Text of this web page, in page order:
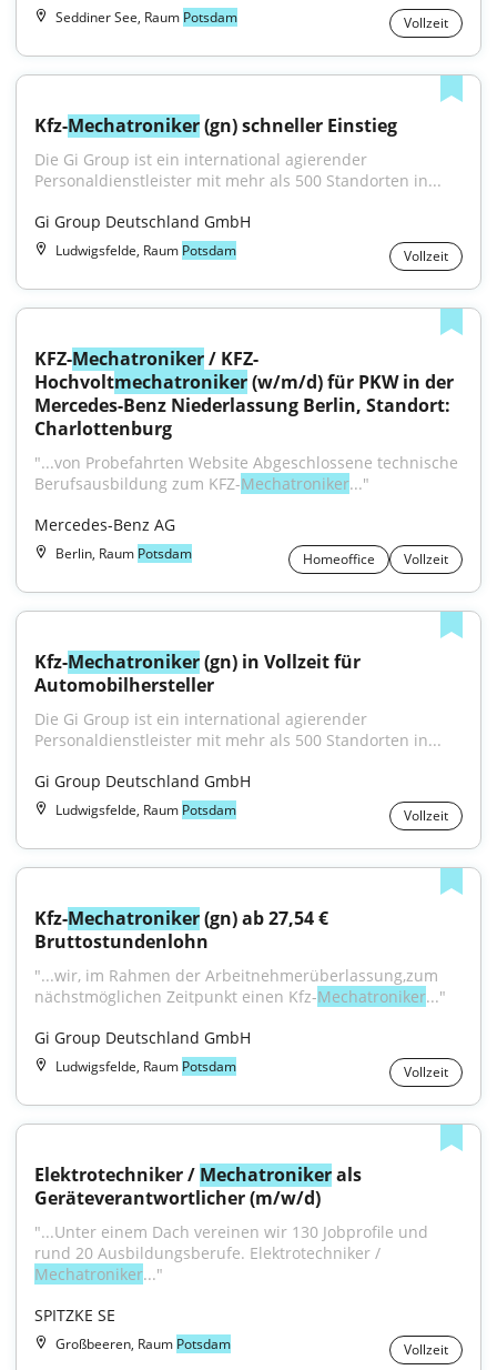
Seddiner See, Raum Potsdam Vollzeit
Kfz-Mechatroniker (gn) schneller Einstieg
Die Gi Group ist ein international agierender
Personaldienstleister mit mehr als 500 Standorten in...
Gi Group Deutschland GmbH
Ludwigsfelde, Raum Potsdam Vollzeit
KFZ-Mechatroniker / KFZ-
Hochvoltmechatroniker (w/m/d) für PKW in der
Mercedes-Benz Niederlassung Berlin, Standort:
Charlottenburg
"...von Probefahrten Website Abgeschlossene technische
Berufsausbildung zum KFZ-Mechatroniker..."
Mercedes-Benz AG
Berlin, Raum Potsdam Homeoffice Vollzeit
Kfz-Mechatroniker (gn) in Vollzeit für
Automobilhersteller
Die Gi Group ist ein international agierender
Personaldienstleister mit mehr als 500 Standorten in...
Gi Group Deutschland GmbH
Ludwigsfelde, Raum Potsdam Vollzeit
Kfz-Mechatroniker (gn) ab 27,54 €
Bruttostundenlohn
"...wir, im Rahmen der Arbeitnehmerüberlassung,zum
nächstmöglichen Zeitpunkt einen Kfz-Mechatroniker..."
Gi Group Deutschland GmbH
Ludwigsfelde, Raum Potsdam Vollzeit
Elektrotechniker / Mechatroniker als
Geräteverantwortlicher (m/w/d)
"...Unter einem Dach vereinen wir 130 Jobprofile und
Mechatroniker..."
SPITZKE SE
Großbeeren, Raum Potsdam Vollzeit